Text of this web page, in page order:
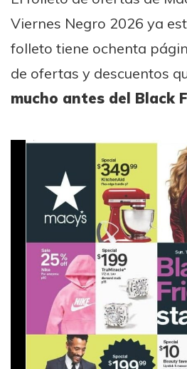
Viernes Negro 2026 ya
folleto tiene ochenta
de ofertas y descuentos
mucho antes del Black